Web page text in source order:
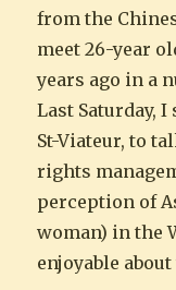
from the
meet 26-year
years ago in a
Last Saturday,
St-Viateur, to
rights
perception of
woman) in the
enjoyable